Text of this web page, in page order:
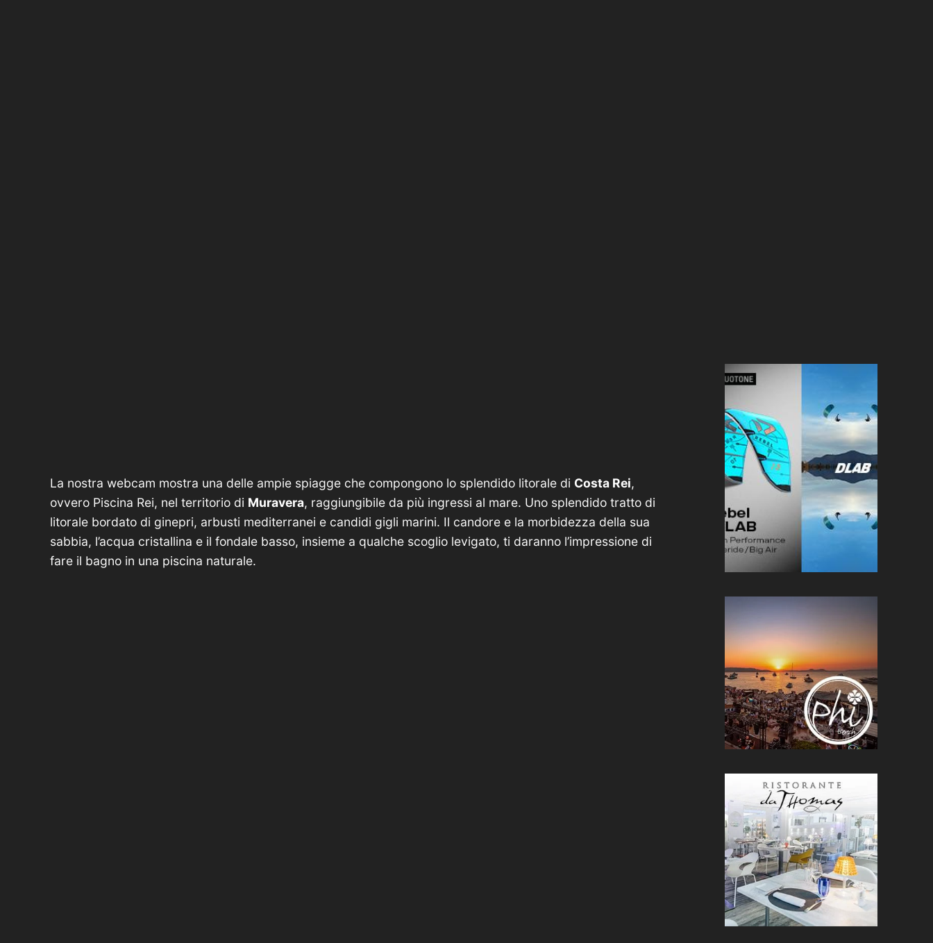
La nostra webcam mostra una delle ampie spiagge che compongono lo splendido litorale di Costa Rei,
ovvero Piscina Rei, nel territorio di Muravera, raggiungibile da più ingressi al mare. Uno splendido tratto di
litorale bordato di ginepri, arbusti mediterranei e candidi gigli marini. Il candore e la morbidezza della sua
sabbia, l’acqua cristallina e il fondale basso, insieme a qualche scoglio levigato, ti daranno l’impressione di
fare il bagno in una piscina naturale.